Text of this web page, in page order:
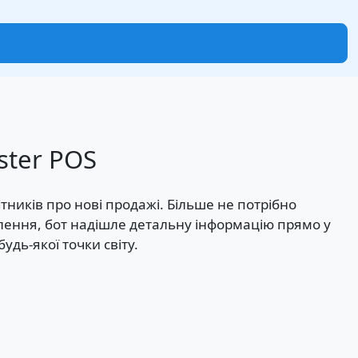
POS
про нові продажі. Більше не потрібно
бот надішле детальну інформацію прямо у
якої точки світу.